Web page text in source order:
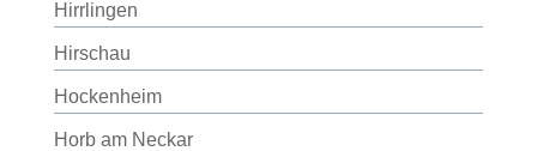
Hirrlingen
Hirschau
Hockenheim
Horb am Neckar